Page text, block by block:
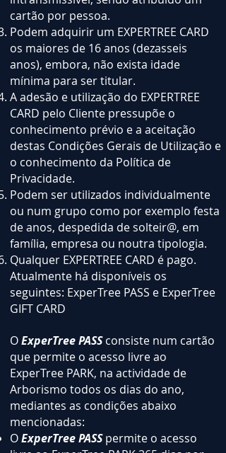
cartão por pessoa.
Podem adquirir um EXPERTREE CARD
os maiores de 16 anos (dezasseis
anos), embora, não exista idade
mínima para ser titular.
A adesão e utilização do EXPERTREE
CARD pelo Cliente pressupõe o
conhecimento prévio e a aceitação
destas Condições Gerais de Utilização e
o conhecimento da Política de
Privacidade.
Podem ser utilizados individualmente
ou num grupo como por exemplo festa
de anos, despedida de solteir@, em
família, empresa ou noutra tipologia.
Qualquer EXPERTREE CARD é pago.
Atualmente há disponíveis os
seguintes: ExperTree PASS e ExperTree
GIFT CARD
OExperTree PASSconsiste num cartão
que permite o acesso livre ao
ExperTree PARK, na actividade de
Arborismo todos os dias do ano,
mediantes as condições abaixo
mencionadas:
OExperTree PASSpermite o acesso